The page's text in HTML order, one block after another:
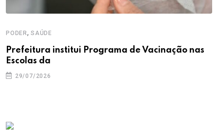
PODER, SAÚDE
Prefeitura institui Programa de Vacinação nas
Escolas da
29/07/2026